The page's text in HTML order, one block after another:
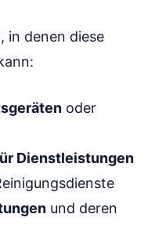
in denen diese
oder
Dienstleistungen
und deren